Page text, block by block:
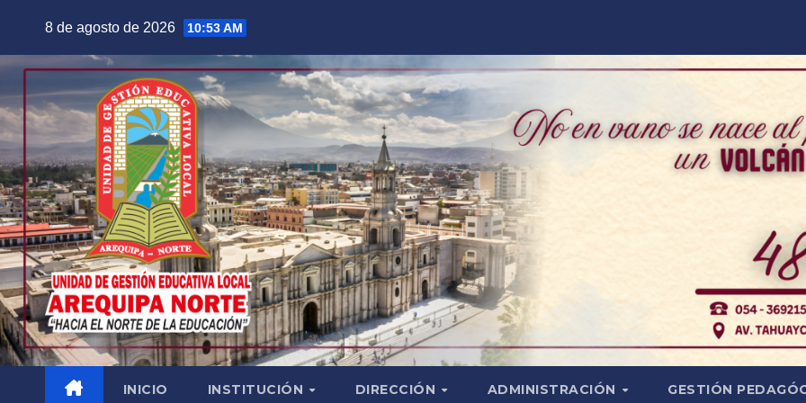
contenido
8 de agosto de 2026 10:53 AM
INICIO INSTITUCIÓN DIRECCIÓN ADMINISTRACIÓN GESTIÓN